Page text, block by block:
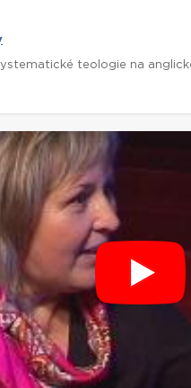
teologie na